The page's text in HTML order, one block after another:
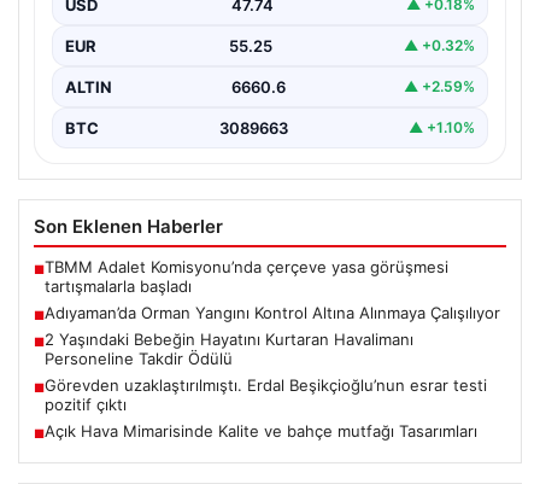
Henüz…
USD 47.74 ▲ +0.18%
EUR 55.25 ▲ +0.32%
ALTIN 6660.6 ▲ +2.59%
BTC 3089663 ▲ +1.10%
Son Eklenen Haberler
■TBMM Adalet Komisyonu’nda çerçeve yasa görüşmesi
tartışmalarla başladı
■Adıyaman’da Orman Yangını Kontrol Altına Alınmaya Çalışılıyor
■2 Yaşındaki Bebeğin Hayatını Kurtaran Havalimanı
Personeline Takdir Ödülü
■Görevden uzaklaştırılmıştı. Erdal Beşikçioğlu’nun esrar testi
pozitif çıktı
■Açık Hava Mimarisinde Kalite ve bahçe mutfağı Tasarımları